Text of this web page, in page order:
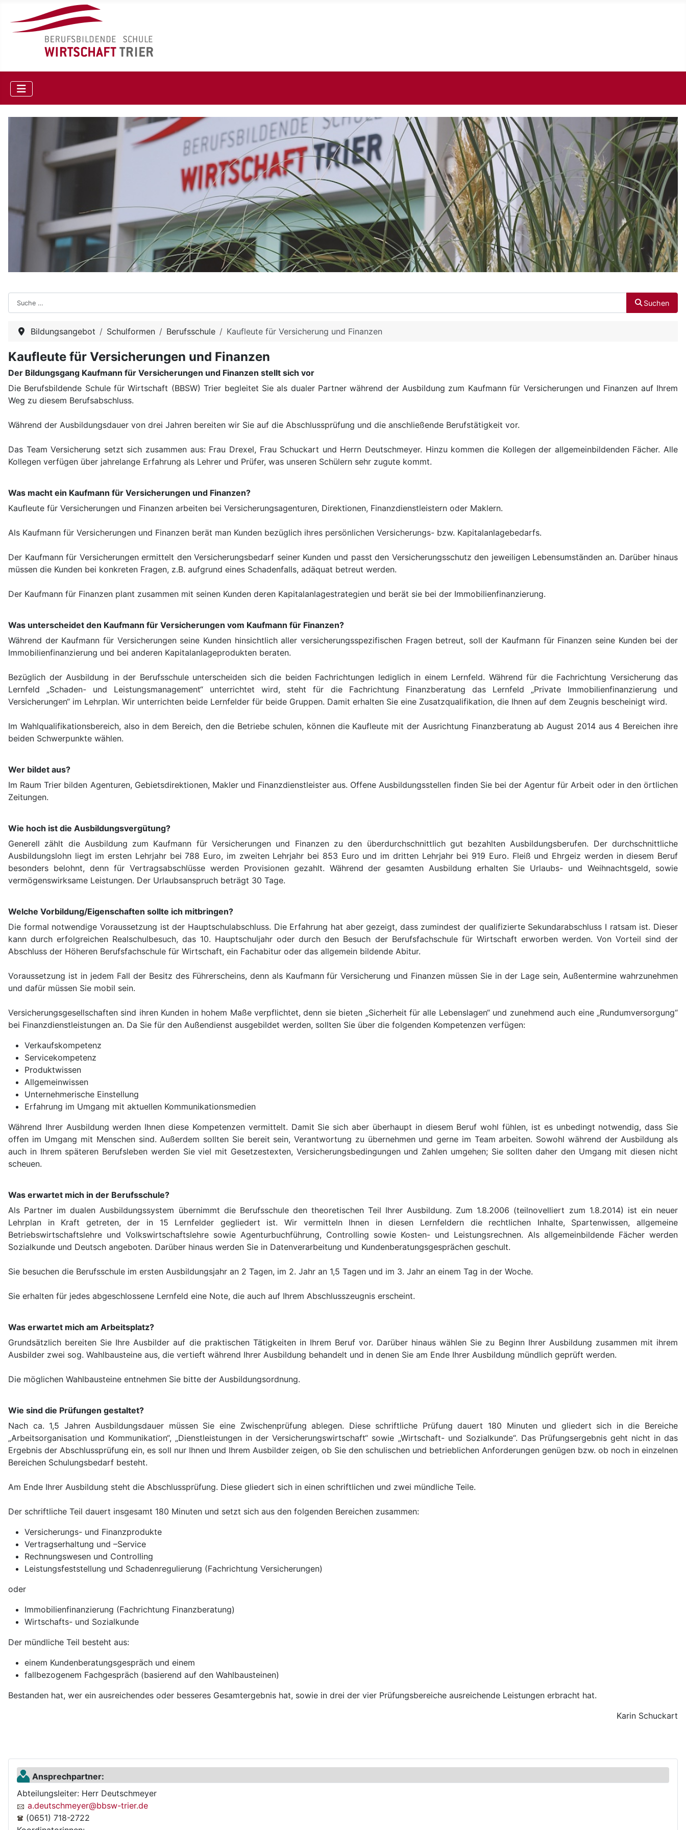
Suchen Suchen
Bildungsangebot Schulformen Berufsschule Kaufleute für Versicherung und Finanzen
Kaufleute für Versicherungen und Finanzen
Der Bildungsgang Kaufmann für Versicherungen und Finanzen stellt sich vor
Die Berufsbildende Schule für Wirtschaft (BBSW) Trier begleitet Sie als dualer Partner während der Ausbildung zum Kaufmann für Versicherungen und Finanzen auf Ihrem
Weg zu diesem Berufsabschluss.
Während der Ausbildungsdauer von drei Jahren bereiten wir Sie auf die Abschlussprüfung und die anschließende Berufstätigkeit vor.
Das Team Versicherung setzt sich zusammen aus: Frau Drexel, Frau Schuckart und Herrn Deutschmeyer. Hinzu kommen die Kollegen der allgemeinbildenden Fächer. Alle
Kollegen verfügen über jahrelange Erfahrung als Lehrer und Prüfer, was unseren Schülern sehr zugute kommt.
Was macht ein Kaufmann für Versicherungen und Finanzen?
Kaufleute für Versicherungen und Finanzen arbeiten bei Versicherungsagenturen, Direktionen, Finanzdienstleistern oder Maklern.
Als Kaufmann für Versicherungen und Finanzen berät man Kunden bezüglich ihres persönlichen Versicherungs- bzw. Kapitalanlagebedarfs.
Der Kaufmann für Versicherungen ermittelt den Versicherungsbedarf seiner Kunden und passt den Versicherungsschutz den jeweiligen Lebensumständen an. Darüber hinaus
müssen die Kunden bei konkreten Fragen, z.B. aufgrund eines Schadenfalls, adäquat betreut werden.
Der Kaufmann für Finanzen plant zusammen mit seinen Kunden deren Kapitalanlagestrategien und berät sie bei der Immobilienfinanzierung.
Was unterscheidet den Kaufmann für Versicherungen vom Kaufmann für Finanzen?
Während der Kaufmann für Versicherungen seine Kunden hinsichtlich aller versicherungsspezifischen Fragen betreut, soll der Kaufmann für Finanzen seine Kunden bei der
Immobilienfinanzierung und bei anderen Kapitalanlageprodukten beraten.
Bezüglich der Ausbildung in der Berufsschule unterscheiden sich die beiden Fachrichtungen lediglich in einem Lernfeld. Während für die Fachrichtung Versicherung das
Lernfeld „Schaden- und Leistungsmanagement“ unterrichtet wird, steht für die Fachrichtung Finanzberatung das Lernfeld „Private Immobilienfinanzierung und
Versicherungen“ im Lehrplan. Wir unterrichten beide Lernfelder für beide Gruppen. Damit erhalten Sie eine Zusatzqualifikation, die Ihnen auf dem Zeugnis bescheinigt wird.
Im Wahlqualifikationsbereich, also in dem Bereich, den die Betriebe schulen, können die Kaufleute mit der Ausrichtung Finanzberatung ab August 2014 aus 4 Bereichen ihre
beiden Schwerpunkte wählen.
Wer bildet aus?
Im Raum Trier bilden Agenturen, Gebietsdirektionen, Makler und Finanzdienstleister aus. Offene Ausbildungsstellen finden Sie bei der Agentur für Arbeit oder in den örtlichen
Zeitungen.
Wie hoch ist die Ausbildungsvergütung?
Generell zählt die Ausbildung zum Kaufmann für Versicherungen und Finanzen zu den überdurchschnittlich gut bezahlten Ausbildungsberufen. Der durchschnittliche
Ausbildungslohn liegt im ersten Lehrjahr bei 788 Euro, im zweiten Lehrjahr bei 853 Euro und im dritten Lehrjahr bei 919 Euro. Fleiß und Ehrgeiz werden in diesem Beruf
besonders belohnt, denn für Vertragsabschlüsse werden Provisionen gezahlt. Während der gesamten Ausbildung erhalten Sie Urlaubs- und Weihnachtsgeld, sowie
vermögenswirksame Leistungen. Der Urlaubsanspruch beträgt 30 Tage.
Welche Vorbildung/Eigenschaften sollte ich mitbringen?
Die formal notwendige Voraussetzung ist der Hauptschulabschluss. Die Erfahrung hat aber gezeigt, dass zumindest der qualifizierte Sekundarabschluss I ratsam ist. Dieser
kann durch erfolgreichen Realschulbesuch, das 10. Hauptschuljahr oder durch den Besuch der Berufsfachschule für Wirtschaft erworben werden. Von Vorteil sind der
Abschluss der Höheren Berufsfachschule für Wirtschaft, ein Fachabitur oder das allgemein bildende Abitur.
Voraussetzung ist in jedem Fall der Besitz des Führerscheins, denn als Kaufmann für Versicherung und Finanzen müssen Sie in der Lage sein, Außentermine wahrzunehmen
und dafür müssen Sie mobil sein.
Versicherungsgesellschaften sind ihren Kunden in hohem Maße verpflichtet, denn sie bieten „Sicherheit für alle Lebenslagen“ und zunehmend auch eine „Rundumversorgung“
bei Finanzdienstleistungen an. Da Sie für den Außendienst ausgebildet werden, sollten Sie über die folgenden Kompetenzen verfügen:
Verkaufskompetenz
Servicekompetenz
Produktwissen
Allgemeinwissen
Unternehmerische Einstellung
Erfahrung im Umgang mit aktuellen Kommunikationsmedien
Während Ihrer Ausbildung werden Ihnen diese Kompetenzen vermittelt. Damit Sie sich aber überhaupt in diesem Beruf wohl fühlen, ist es unbedingt notwendig, dass Sie
offen im Umgang mit Menschen sind. Außerdem sollten Sie bereit sein, Verantwortung zu übernehmen und gerne im Team arbeiten. Sowohl während der Ausbildung als
auch in Ihrem späteren Berufsleben werden Sie viel mit Gesetzestexten, Versicherungsbedingungen und Zahlen umgehen; Sie sollten daher den Umgang mit diesen nicht
scheuen.
Was erwartet mich in der Berufsschule?
Als Partner im dualen Ausbildungssystem übernimmt die Berufsschule den theoretischen Teil Ihrer Ausbildung. Zum 1.8.2006 (teilnovelliert zum 1.8.2014) ist ein neuer
Lehrplan in Kraft getreten, der in 15 Lernfelder gegliedert ist. Wir vermitteln Ihnen in diesen Lernfeldern die rechtlichen Inhalte, Spartenwissen, allgemeine
Betriebswirtschaftslehre und Volkswirtschaftslehre sowie Agenturbuchführung, Controlling sowie Kosten- und Leistungsrechnen. Als allgemeinbildende Fächer werden
Sozialkunde und Deutsch angeboten. Darüber hinaus werden Sie in Datenverarbeitung und Kundenberatungsgesprächen geschult.
Sie besuchen die Berufsschule im ersten Ausbildungsjahr an 2 Tagen, im 2. Jahr an 1,5 Tagen und im 3. Jahr an einem Tag in der Woche.
Sie erhalten für jedes abgeschlossene Lernfeld eine Note, die auch auf Ihrem Abschlusszeugnis erscheint.
Was erwartet mich am Arbeitsplatz?
Grundsätzlich bereiten Sie Ihre Ausbilder auf die praktischen Tätigkeiten in Ihrem Beruf vor. Darüber hinaus wählen Sie zu Beginn Ihrer Ausbildung zusammen mit ihrem
Ausbilder zwei sog. Wahlbausteine aus, die vertieft während Ihrer Ausbildung behandelt und in denen Sie am Ende Ihrer Ausbildung mündlich geprüft werden.
Die möglichen Wahlbausteine entnehmen Sie bitte der Ausbildungsordnung.
Wie sind die Prüfungen gestaltet?
Nach ca. 1,5 Jahren Ausbildungsdauer müssen Sie eine Zwischenprüfung ablegen. Diese schriftliche Prüfung dauert 180 Minuten und gliedert sich in die Bereiche
„Arbeitsorganisation und Kommunikation“, „Dienstleistungen in der Versicherungswirtschaft“ sowie „Wirtschaft- und Sozialkunde“. Das Prüfungsergebnis geht nicht in das
Ergebnis der Abschlussprüfung ein, es soll nur Ihnen und Ihrem Ausbilder zeigen, ob Sie den schulischen und betrieblichen Anforderungen genügen bzw. ob noch in einzelnen
Bereichen Schulungsbedarf besteht.
Am Ende Ihrer Ausbildung steht die Abschlussprüfung. Diese gliedert sich in einen schriftlichen und zwei mündliche Teile.
Der schriftliche Teil dauert insgesamt 180 Minuten und setzt sich aus den folgenden Bereichen zusammen:
Versicherungs- und Finanzprodukte
Vertragserhaltung und –Service
Rechnungswesen und Controlling
Leistungsfeststellung und Schadenregulierung (Fachrichtung Versicherungen)
oder
Immobilienfinanzierung (Fachrichtung Finanzberatung)
Wirtschafts- und Sozialkunde
Der mündliche Teil besteht aus:
einem Kundenberatungsgespräch und einem
fallbezogenem Fachgespräch (basierend auf den Wahlbausteinen)
Bestanden hat, wer ein ausreichendes oder besseres Gesamtergebnis hat, sowie in drei der vier Prüfungsbereiche ausreichende Leistungen erbracht hat.
Karin Schuckart
Ansprechpartner:
Abteilungsleiter: Herr Deutschmeyer
a.deutschmeyer@bbsw-trier.de
(0651) 718-2722